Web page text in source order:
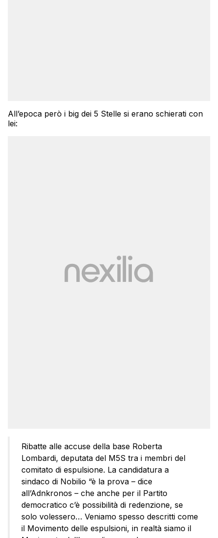
All’epoca però i big dei 5 Stelle si erano schierati con
lei:
Ribatte alle accuse della base Roberta
Lombardi, deputata del M5S tra i membri del
comitato di espulsione. La candidatura a
sindaco di Nobilio “è la prova – dice
all’Adnkronos – che anche per il Partito
democratico c’è possibilità di redenzione, se
solo volessero… Veniamo spesso descritti come
il Movimento delle espulsioni, in realtà siamo il